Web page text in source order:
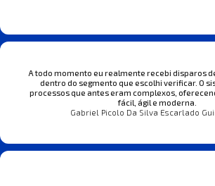
A todo momento eu realmente recebi disparos
dentro do segmento que escolhi verificar. O
processos que antes eram complexos,
fácil, ágil e moderna.
Gabriel Picolo Da Silva Escarlado